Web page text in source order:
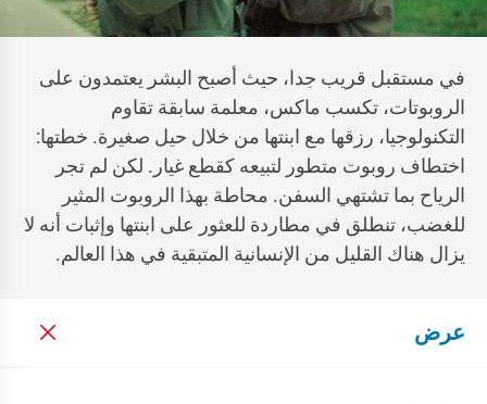
في مستقبل قريب جدا، حيث أصبح البشر يعتمدون على
الروبوتات، تكسب ماكس، معلمة سابقة تقاوم
التكنولوجيا، رزقها مع ابنتها من خلال حيل صغيرة. خطتها:
اختطاف روبوت متطور لتبيعه كقطع غيار. لكن لم تجر
الرياح بما تشتهي السفن. محاطة بهذا الروبوت المثير
للغضب، تنطلق في مطاردة للعثور على ابنتها وإثبات أنه لا
يزال هناك القليل من الإنسانية المتبقية في هذا العالم.
عرض